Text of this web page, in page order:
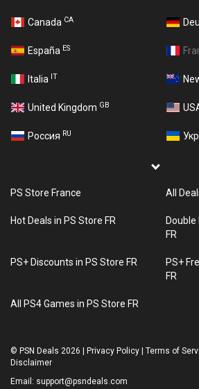
Canada CA
España ES
Italia IT
United Kingdom GB
Россия RU
PS Store France All
Hot Deals in PS Store FR
FR
PS+ Discounts in PS Store FR
PS+
FR
All PS4 Games in PS Store FR
© PSN Deals 2026 Privacy Policy Terms of
Disclaimer
Email: support@psndeals.com